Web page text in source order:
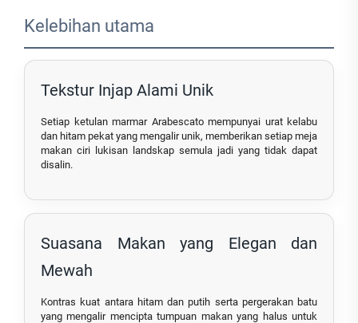
Kelebihan utama
Tekstur Injap Alami Unik
Setiap ketulan marmar Arabescato mempunyai urat kelabu
dan hitam pekat yang mengalir unik, memberikan setiap meja
makan ciri lukisan landskap semula jadi yang tidak dapat
disalin.
Suasana Makan yang Elegan dan
Mewah
Kontras kuat antara hitam dan putih serta pergerakan batu
yang mengalir mencipta tumpuan makan yang halus untuk